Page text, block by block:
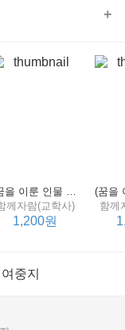
+
(꿈을 이룬 인물 탐구 2) 제인 구달
께자람(교학사)
1,200원
함께
서 이벤트
중지